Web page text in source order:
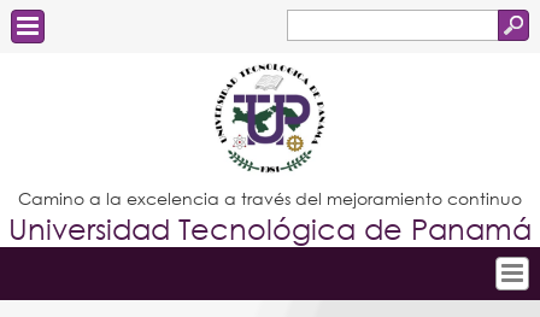
de
búsqueda
Estudiantes
Docentes
Administrativos
Graduados
Camino a la excelencia a través del mejoramiento continuo
Universidad Tecnológica de Panamá